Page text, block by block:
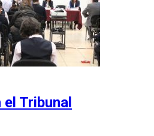
el Tribunal